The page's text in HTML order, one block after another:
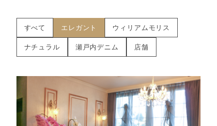
すべて エレガント ウィリアムモリス
ナチュラル 瀬戸内デニム 店舗